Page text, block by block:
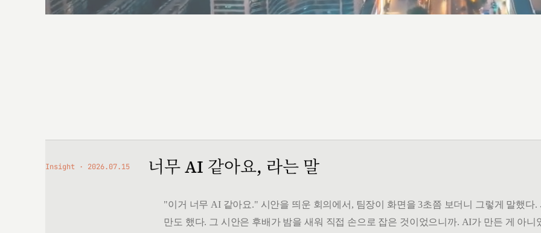
Insight 2026.07.15 너무 AI 같아요, 라는 말
"이거 너무 AI 같아요." 시안을 띄운 회의에서, 팀장이 화면을 3초쯤 보더니 그렇게 말했다
만도 했다. 그 시안은 후배가 밤을 새워 직접 손으로 잡은 것이었으니까. AI가 만든 게 아